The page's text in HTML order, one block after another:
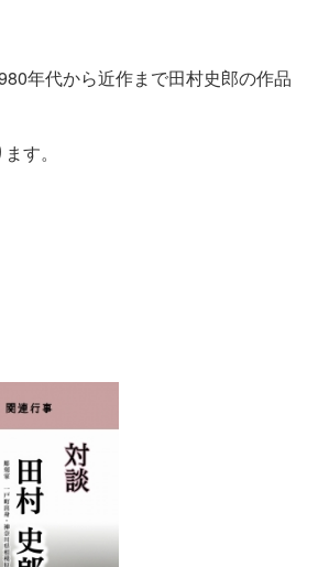
年代から近作まで田村史郎の作品
す。